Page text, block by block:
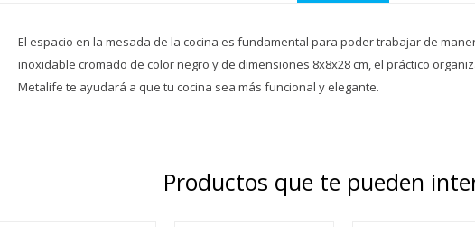
El espacio en la mesada de la cocina es fundamental para poder trabajar de
inoxidable cromado de color negro y de dimensiones 8x8x28 cm, el práctico
Metalife te ayudará a que tu cocina sea más funcional y elegante.
Productos que te pueden